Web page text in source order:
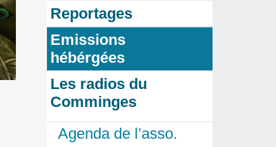
Reportages
Emissions
hébérgées
Les radios du
Comminges
Agenda de l’asso.